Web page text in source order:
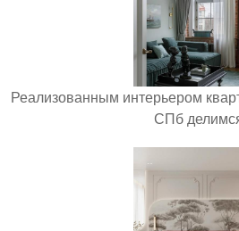
Реализованным интерьером
СПб